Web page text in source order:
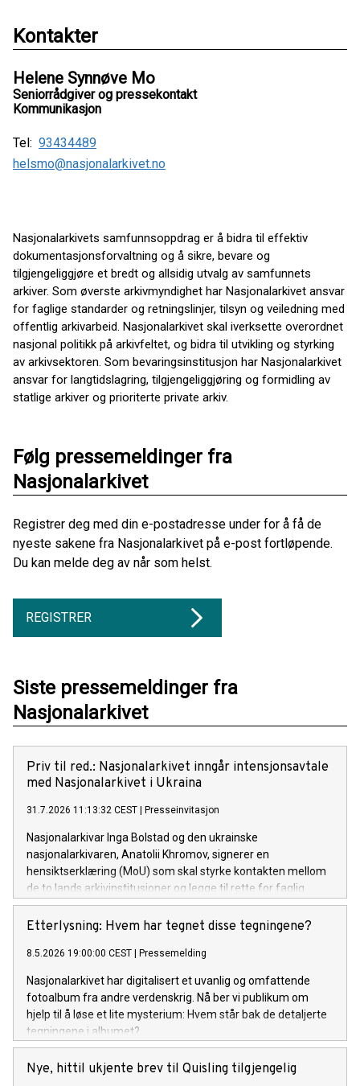
Kontakter
Helene Synnøve Mo
Seniorrådgiver og pressekontakt
Kommunikasjon
Tel: 93434489
helsmo@nasjonalarkivet.no
Nasjonalarkivets samfunnsoppdrag er å bidra til effektiv
dokumentasjonsforvaltning og å sikre, bevare og
tilgjengeliggjøre et bredt og allsidig utvalg av samfunnets
arkiver. Som øverste arkivmyndighet har Nasjonalarkivet ansvar
for faglige standarder og retningslinjer, tilsyn og veiledning med
offentlig arkivarbeid. Nasjonalarkivet skal iverksette overordnet
nasjonal politikk på arkivfeltet, og bidra til utvikling og styrking
av arkivsektoren. Som bevaringsinstitusjon har Nasjonalarkivet
ansvar for langtidslagring, tilgjengeliggjøring og formidling av
statlige arkiver og prioriterte private arkiv.
Følg pressemeldinger fra
Nasjonalarkivet
Registrer deg med din e-postadresse under for å få de
nyeste sakene fra Nasjonalarkivet på e-post fortløpende.
Du kan melde deg av når som helst.
REGISTRER
Siste pressemeldinger fra
Nasjonalarkivet
Priv til red.: Nasjonalarkivet inngår intensjonsavtale
med Nasjonalarkivet i Ukraina
31.7.2026 11:13:32 CEST Presseinvitasjon
Nasjonalarkivar Inga Bolstad og den ukrainske
nasjonalarkivaren, Anatolii Khromov, signerer en
hensiktserklæring (MoU) som skal styrke kontakten mellom
de to lands arkivinstitusjoner og legge til rette for faglig
samarbeid i årene som kommer. Kultur- og
likestillingsminister Lubna Jaffery vil være til stede.
Etterlysning: Hvem har tegnet disse tegningene?
8.5.2026 19:00:00 CEST Pressemelding
Nasjonalarkivet har digitalisert et uvanlig og omfattende
fotoalbum fra andre verdenskrig. Nå ber vi publikum om
hjelp til å løse et lite mysterium: Hvem står bak de detaljerte
tegningene i albumet?
Nye, hittil ukjente brev til Quisling tilgjengelig